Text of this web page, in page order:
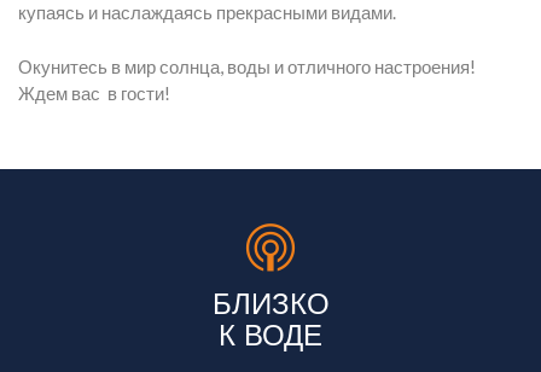
купаясь и наслаждаясь прекрасными видами.
Окунитесь в мир солнца, воды и отличного настроения!
Ждем вас в гости!
БЛИЗКО
К ВОДЕ